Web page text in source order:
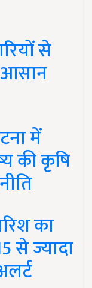
से
में
की कृषि
का
से ज्यादा